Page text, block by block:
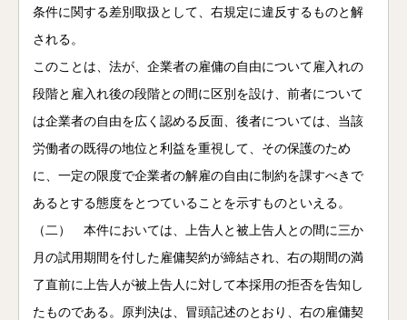
条件に関する差別取扱として、右規定に違反するものと解
される。
このことは、法が、企業者の雇傭の自由について雇入れの
段階と雇入れ後の段階との間に区別を設け、前者について
は企業者の自由を広く認める反面、後者については、当該
労働者の既得の地位と利益を重視して、その保護のため
に、一定の限度で企業者の解雇の自由に制約を課すべきで
あるとする態度をとつていることを示すものといえる。
（二） 本件においては、上告人と被上告人との間に三か
月の試用期間を付した雇傭契約が締結され、右の期間の満
了直前に上告人が被上告人に対して本採用の拒否を告知し
たものである。原判決は、冒頭記述のとおり、右の雇傭契